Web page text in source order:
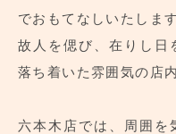
でおもてなしいたします
故人を偲び、在りし日
落ち着いた雰囲気の店
六本木店では、周囲を